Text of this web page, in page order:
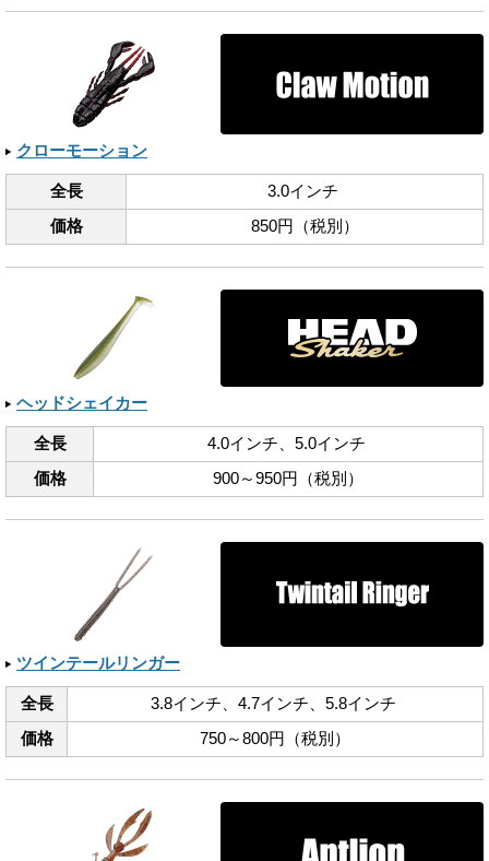
クローモーション
全長
3.0インチ
価格
850円（税別）
ヘッドシェイカー
全長
4.0インチ、​5.0インチ
価格
900～950円（税別）
ツインテールリンガー
全長
3.8インチ、​4.7インチ、​5.8インチ
価格
750～800円（税別）